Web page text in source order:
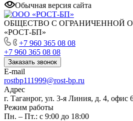
Обычная версия сайта
ОБЩЕСТВО С ОГРАНИЧЕННОЙ
«РОСТ-БП»
+7 960 365 08 08
+7 960 365 08 08
Заказать звонок
E-mail
rostbp111999@rost-bp.ru
Адрес
г. Таганрог, ул. 3-я Линия, д. 4, офис
Режим работы
Пн. – Пт.: с 9:00 до 18:00